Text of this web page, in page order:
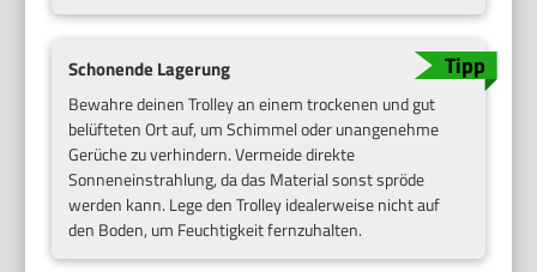
Schonende Lagerung
Bewahre deinen Trolley an einem trockenen und gut
belüfteten Ort auf, um Schimmel oder unangenehme
Gerüche zu verhindern. Vermeide direkte
Sonneneinstrahlung, da das Material sonst spröde
werden kann. Lege den Trolley idealerweise nicht auf
den Boden, um Feuchtigkeit fernzuhalten.